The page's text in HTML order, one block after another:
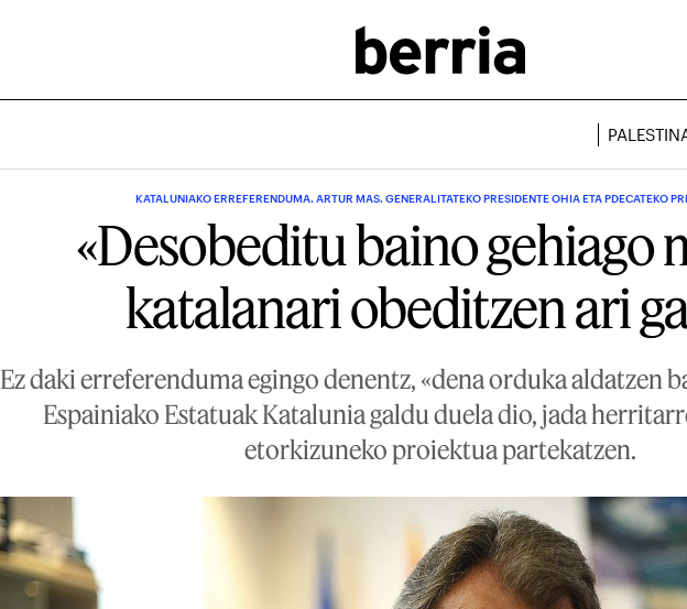
KATALUNIAKO ERREFERENDUMA. ARTUR MAS. GENERALITATEKO PRESIDENTE OHIA ETA PDECATEKO
«Desobeditu baino gehiago
katalanari obeditzen ari
Ez daki erreferenduma egingo denentz, «dena orduka aldatzen
Espainiako Estatuak Katalunia galdu duela dio, jada
etorkizuneko proiektua partekatzen.